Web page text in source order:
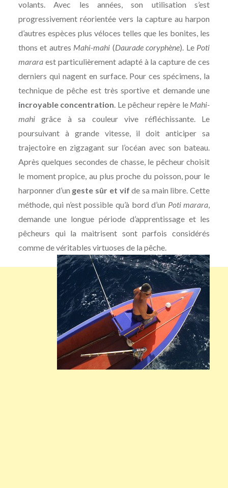
volants. Avec les années, son utilisation s’est
progressivement réorientée vers la capture au harpon
d’autres espèces plus véloces telles que les bonites, les
thons et autres Mahi-mahi (Daurade coryphène). Le Poti
mararaest particulièrement adapté à la capture de ces
derniers qui nagent en surface. Pour ces spécimens, la
technique de pêche est très sportive et demande une
incroyable concentration. Le pêcheur repère le Mahi-
mahigrâce à sa couleur vive réfléchissante. Le
poursuivant à grande vitesse, il doit anticiper sa
trajectoire en zigzagant sur l’océan avec son bateau.
Après quelques secondes de chasse, le pêcheur choisit
le moment propice, au plus proche du poisson, pour le
harponner d’un geste sûr et vif de sa main libre. Cette
méthode, qui n’est possible qu’à bord d’un Poti marara,
demande une longue période d’apprentissage et les
pêcheurs qui la maitrisent sont parfois considérés
comme de véritables virtuoses de la pêche.